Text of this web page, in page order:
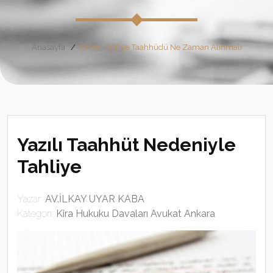
Anasayfa Etiket: Tahliye Taahhüdü Ne Zaman Alınmalı
Yazılı Taahhüt Nedeniyle
Tahliye
Yazar: AV.İLKAY UYAR KABA
Kategori: Kira Hukuku Davaları Avukat Ankara